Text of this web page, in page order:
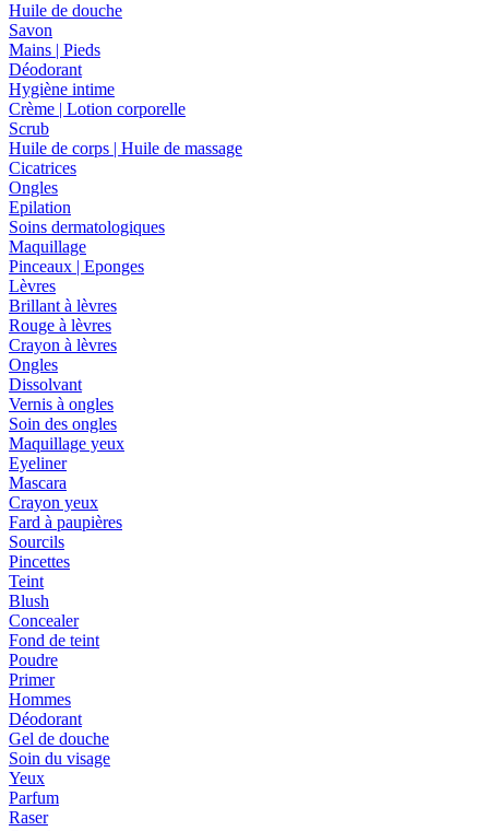
Huile de douche
Savon
Mains | Pieds
Déodorant
Hygiène intime
Crème | Lotion corporelle
Scrub
Huile de corps | Huile de massage
Cicatrices
Ongles
Epilation
Soins dermatologiques
Maquillage
Pinceaux | Eponges
Lèvres
Brillant à lèvres
Rouge à lèvres
Crayon à lèvres
Ongles
Dissolvant
Vernis à ongles
Soin des ongles
Maquillage yeux
Eyeliner
Mascara
Crayon yeux
Fard à paupières
Sourcils
Pincettes
Teint
Blush
Concealer
Fond de teint
Poudre
Primer
Hommes
Déodorant
Gel de douche
Soin du visage
Yeux
Parfum
Raser